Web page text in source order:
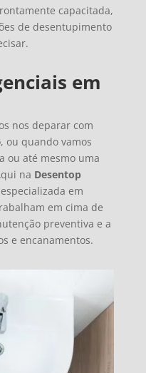
capacitada,
de desentupimento
em
nos deparar com
ou quando vamos
ou até mesmo uma
na Desentop
em
em cima de
preventiva e a
e encanamentos.